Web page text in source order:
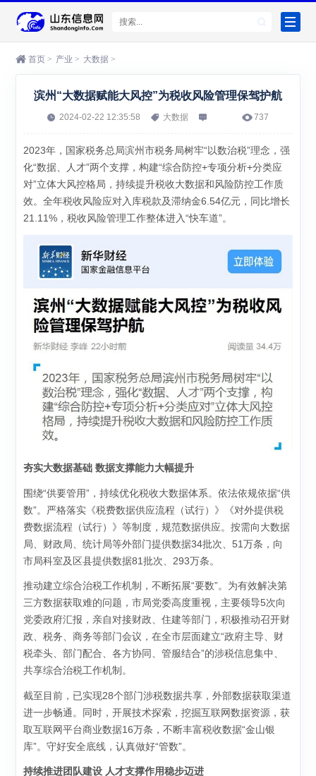
首页 > 产业 > 大数据 >
滨州“大数据赋能大风控”为税收风险管理保驾护航
2024-02-22 12:35:58 大数据 737
2023年，国家税务总局滨州市税务局树牢“以数治税”理念，强
化“数据、人才”两个支撑，构建“综合防控+专项分析+分类应
对”立体大风控格局，持续提升税收大数据和风险防控工作质
效。全年税收风险应对入库税款及滞纳金6.54亿元，同比增长
21.11%，税收风险管理工作整体进入“快车道”。
夯实大数据基础 数据支撑能力大幅提升
围绕“供要管用”，持续优化税收大数据体系。依法依规依据“供
数”。严格落实《税费数据供应流程（试行）》《对外提供税
费数据流程（试行）》等制度，规范数据供应。按需向大数据
局、财政局、统计局等外部门提供数据34批次、51万条，向
市局科室及区县提供数据81批次、293万条。
推动建立综合治税工作机制，不断拓展“要数”。为有效解决第
三方数据获取难的问题，市局党委高度重视，主要领导5次向
党委政府汇报，亲自对接财政、住建等部门，积极推动召开财
政、税务、商务等部门会议，在全市层面建立“政府主导、财
税牵头、部门配合、各方协同、管服结合”的涉税信息集中、
共享综合治税工作机制。
截至目前，已实现28个部门涉税数据共享，外部数据获取渠道
进一步畅通。同时，开展技术探索，挖掘互联网数据资源，获
取互联网平台商业数据16万条，不断丰富税收数据“金山银
库”。守好安全底线，认真做好“管数”。
持续推进团队建设 人才支撑作用稳步迈进